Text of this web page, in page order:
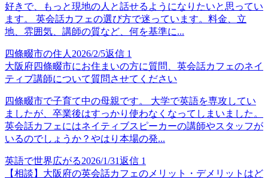
好きで、もっと現地の人と話せるようになりたいと思ってい
ます。 英会話カフェの選び方で迷っています。料金、立
地、雰囲気、講師の質など、何を基準に...
四條畷市の住人 2026/2/5返信 1
大阪府四條畷市にお住まいの方に質問、英会話カフェのネイ
ティブ講師について質問させてください
四條畷市で子育て中の母親です。 大学で英語を専攻してい
ましたが、卒業後はすっかり使わなくなってしまいました。
英会話カフェにはネイティブスピーカーの講師やスタッフが
いるのでしょうか？やはり本場の発...
英語で世界広がる2026/1/31返信 1
【相談】大阪府の英会話カフェのメリット・デメリットはど